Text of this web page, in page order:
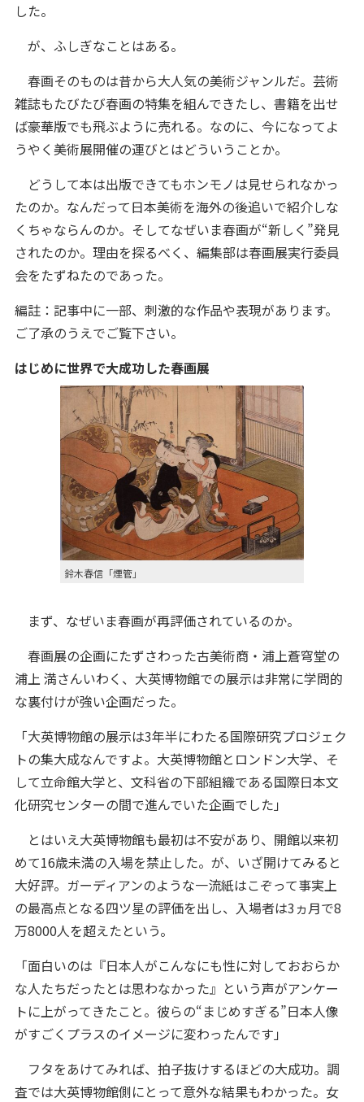
した。
が、ふしぎなことはある。
春画そのものは昔から大人気の美術ジャンルだ。芸術
雑誌もたびたび春画の特集を組んできたし、書籍を出せ
ば豪華版でも飛ぶように売れる。なのに、今になってよ
うやく美術展開催の運びとはどういうことか。
どうして本は出版できてもホンモノは見せられなかっ
たのか。なんだって日本美術を海外の後追いで紹介しな
くちゃならんのか。そしてなぜいま春画が“新しく”発見
されたのか。理由を探るべく、編集部は春画展実行委員
会をたずねたのであった。
編註：記事中に一部、刺激的な作品や表現があります。
ご了承のうえでご覧下さい。
はじめに世界で大成功した春画展
鈴木春信「煙管」
まず、なぜいま春画が再評価されているのか。
春画展の企画にたずさわった古美術商・浦上蒼穹堂の
浦上 満さんいわく、大英博物館での展示は非常に学問的
な裏付けが強い企画だった。
「大英博物館の展示は3年半にわたる国際研究プロジェク
トの集大成なんですよ。大英博物館とロンドン大学、そ
して立命館大学と、文科省の下部組織である国際日本文
化研究センターの間で進んでいた企画でした」
とはいえ大英博物館も最初は不安があり、開館以来初
めて16歳未満の入場を禁止した。が、いざ開けてみると
大好評。ガーディアンのような一流紙はこぞって事実上
の最高点となる四ツ星の評価を出し、入場者は3ヵ月で8
万8000人を超えたという。
「面白いのは『日本人がこんなにも性に対しておおらか
な人たちだったとは思わなかった』という声がアンケー
トに上がってきたこと。彼らの“まじめすぎる”日本人像
がすごくプラスのイメージに変わったんです」
フタをあけてみれば、拍子抜けするほどの大成功。調
査では大英博物館側にとって意外な結果もわかった。女